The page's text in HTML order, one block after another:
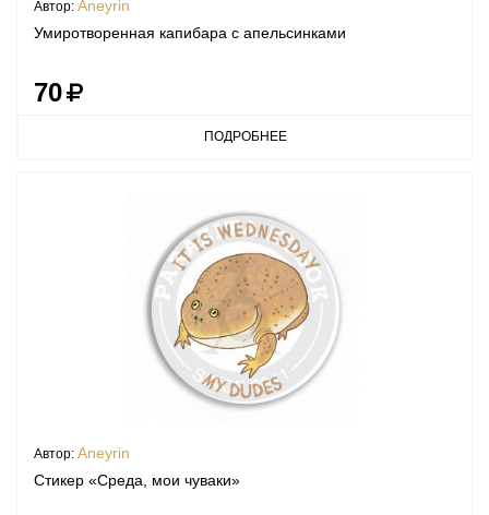
Автор: Aneyrin
Умиротворенная капибара с апельсинками
70
ПОДРОБНЕЕ
Автор: Aneyrin
Стикер «Среда, мои чуваки»